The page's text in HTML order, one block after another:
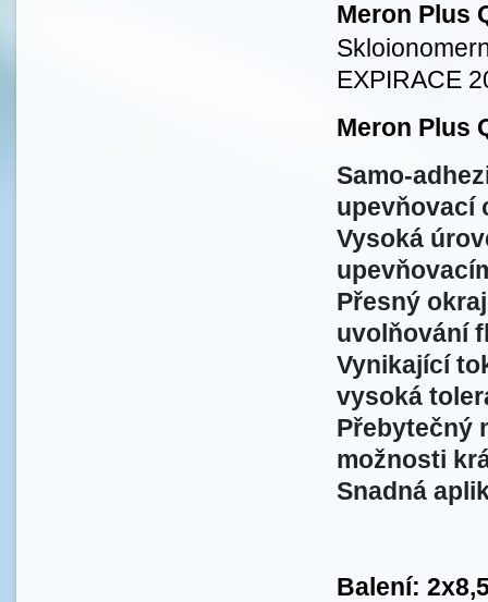
Meron Plus
EXPIRACE
Meron Plus
Samo-
upevňovací
Vysoká
Přesný
uvolňování
Vynikající
vysoká
Přebytečný
možnosti
Snadná
Balení: